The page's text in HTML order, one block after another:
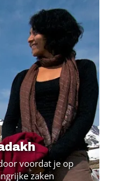
voordat je op
zaken